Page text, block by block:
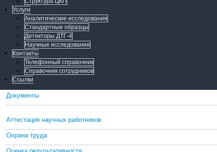
Услуги
Аналитические исследования
Стандартные образцы
Детекторы ДТГ-4
Научные исследования
Контакты
Телефонный справочник
Справочник сотрудников
Ссылки
Документы
Аттестация научных работников
Охрана труда